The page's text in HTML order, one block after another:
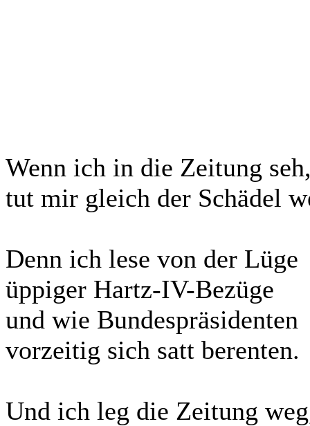
Wenn ich in die Zeitung
tut mir gleich der Schädel
Denn ich lese von der Lüge
üppiger Hartz-IV-Bezüge
und wie Bundespräsidenten
vorzeitig sich satt berenten.
Und ich leg die Zeitung